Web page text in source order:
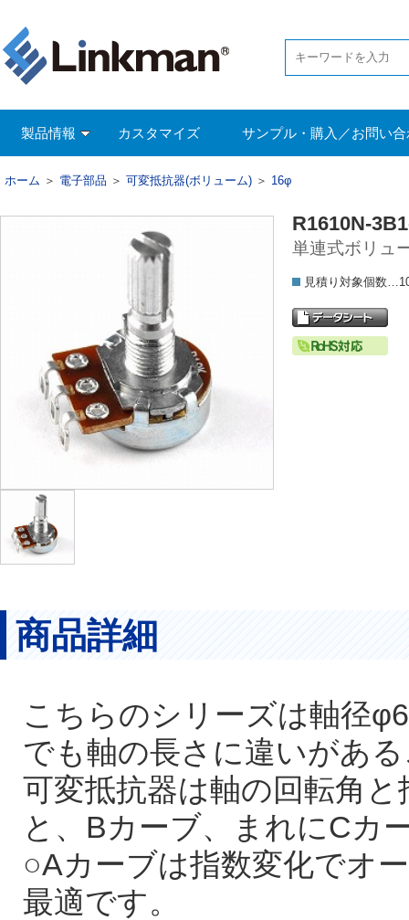
製品情報 カスタマイズ サンプル・購入／お問い
ホーム ＞ 電子部品 ＞ 可変抵抗器(ボリューム) ＞ 16φ
R1610N-
単連式ボリュ
見積り対象個数
商品詳細
こちらのシリーズは軸径
でも軸の長さに違いがあ
可変抵抗器は軸の回転角
と、Bカーブ、まれにCカ
○Aカーブは指数変化でオ
最適です。